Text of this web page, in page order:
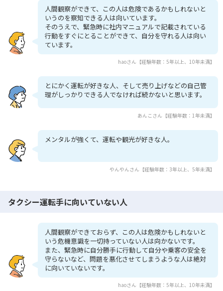
人間観察ができて、この人は危険であるかもしれないと
いうのを察知できる人は向いています。
そのうえで、緊急時に社内マニュアルで記載されている
行動をすぐにとることができて、自分を守れる人は向い
ています。
haoさん【経験年数：5年以上、10年未満】
とにかく運転が好きな人、そして売り上げなどの自己管
理がしっかりできる人でなければ続かないと思います。
あんこさん【経験年数：1年未満】
メンタルが強くて、運転や観光が好きな人。
やんやんさん【経験年数：3年以上、5年未満】
タクシー運転手に向いていない人
人間観察ができておらず、この人は危険かもしれないと
いう危機意識を一切持っていない人は向かないです。
また、緊急時に自分勝手に行動して自分や乗客の安全を
守らないなど、問題を悪化させてしまうような人は絶対
に向いていないです。
haoさん【経験年数：5年以上、10年未満】